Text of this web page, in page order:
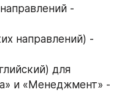
-
направлений) -
для
и «Менеджмент» -